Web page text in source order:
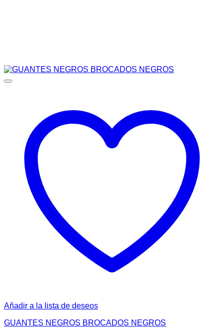
Añadir a la lista de deseos
GUANTES NEGROS BROCADOS NEGROS